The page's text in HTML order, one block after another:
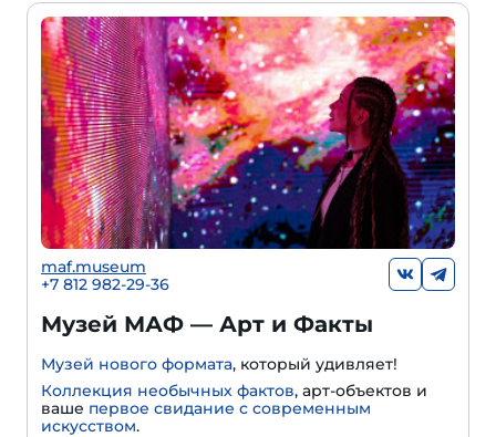
maf.museum
+7 812 982-29-36
Музей МАФ — Арт и Факты
Музей нового формата, который удивляет!
Коллекция необычных фактов, арт-объектов и
ваше первое свидание с современным
искусством.